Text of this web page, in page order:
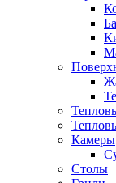
Камеры
Столы